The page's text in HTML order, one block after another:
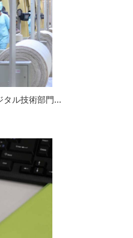
タル技術部門...